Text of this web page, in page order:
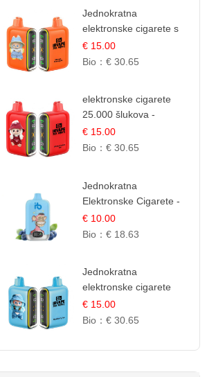
Jednokratna
elektronske cigarete s
25.000 šlukova - Mango
& Ananas | Egzotična
€ 15.00
Bio： € 30.65
elektronske cigarete
25.000 šlukova -
Lubenica Led |
Osježavajući Ljetni
€ 15.00
Bio： € 30.65
Jednokratna
Elektronske Cigarete -
Plavi Malina Led |
IBVape
€ 10.00
Bio： € 18.63
Jednokratna
elektronske cigarete
25.000 Puffova -
Jagodni Sladoled |
€ 15.00
Bio： € 30.65